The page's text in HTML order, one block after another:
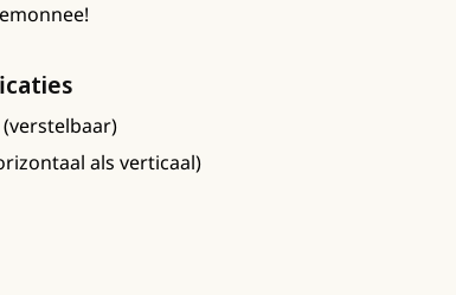
als verticaal)